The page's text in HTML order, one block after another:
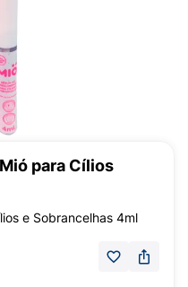
para Cílios
e Sobrancelhas 4ml